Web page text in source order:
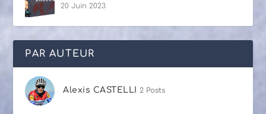
20 Juin 2023
PAR AUTEUR
Alexis CASTELLI 2 Posts